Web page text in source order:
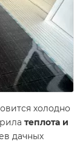
холодно
теплота и
дачных